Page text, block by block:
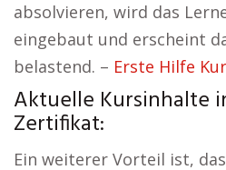
absolvieren, wird das
eingebaut und erscheint
belastend. – Erste Hilfe
Aktuelle Kursinhalte
Zertifikat:
Ein weiterer Vorteil ist,